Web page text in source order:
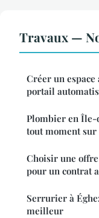
Travaux —
Créer un
portail
Plombier en Île-
tout moment
Choisir une
pour un contrat
Serrurier à
meilleur